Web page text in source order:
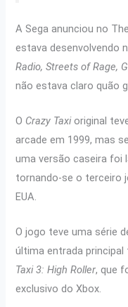
A Sega anunciou no
estava desenvolvendo
Radio, Streets of Rage,
não estava claro quão
O Crazy Taxioriginal
arcade em 1999, mas
uma versão caseira foi
tornando-se o terceiro
EUA.
O jogo teve uma série
última entrada
Taxi 3: High Roller, que
exclusivo do Xbox.